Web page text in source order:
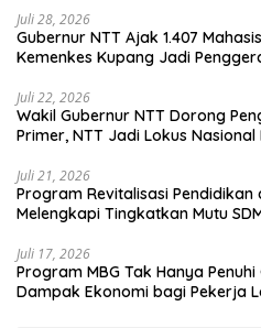
Juli 28, 2026
Gubernur NTT Ajak 1.407
Kemenkes Kupang Jadi
Juli 22, 2026
Wakil Gubernur NTT Dorong
Primer, NTT Jadi Lokus Nasional
Juli 21, 2026
Program Revitalisasi Pendidikan
Melengkapi Tingkatkan Mutu
Juli 17, 2026
Program MBG Tak Hanya
Dampak Ekonomi bagi Pekerja